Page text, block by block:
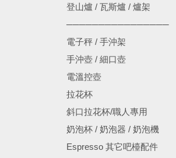
登山爐 / 瓦斯爐 / 爐架
────────────────
電子秤 / 手沖架
手沖壺 / 細口壺
電溫控壺
拉花杯
斜口拉花杯/職人專用
奶泡杯 / 奶泡器 / 奶泡機
Espresso 其它吧檯配件